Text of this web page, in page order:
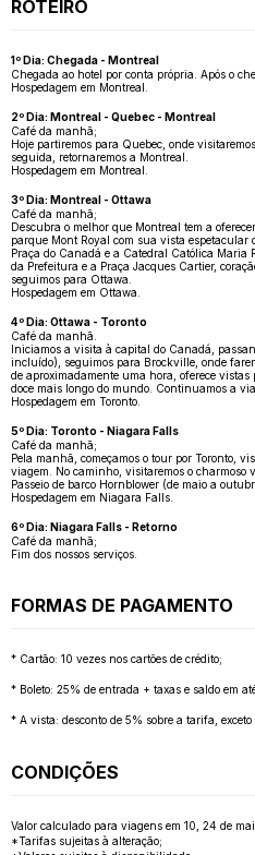
ROTEIRO
1º Dia: Chegada - Montreal
Chegada ao hotel por conta própria. Após o
Hospedagem em Montreal.
2º Dia: Montreal - Quebec - Montreal
Café da manhã;
Hoje partiremos para Quebec, onde
seguida, retornaremos a Montreal.
Hospedagem em Montreal.
3º Dia: Montreal - Ottawa
Café da manhã;
Descubra o melhor que Montreal tem a
parque Mont Royal com sua vista
Praça do Canadá e a Catedral Católica Maria
da Prefeitura e a Praça Jacques Cartier,
seguimos para Ottawa.
Hospedagem em Ottawa.
4º Dia: Ottawa - Toronto
Café da manhã.
Iniciamos a visita à capital do Canadá,
incluído), seguimos para Brockville, onde
de aproximadamente uma hora, oferece
doce mais longo do mundo. Continuamos a
Hospedagem em Toronto.
5º Dia: Toronto - Niagara Falls
Café da manhã;
Pela manhã, começamos o tour por Toronto,
viagem. No caminho, visitaremos o charmoso
Passeio de barco Hornblower (de maio a
Hospedagem em Niagara Falls.
6º Dia: Niagara Falls - Retorno
Café da manhã;
Fim dos nossos serviços.
FORMAS DE PAGAMENTO
* Cartão: 10 vezes nos cartões de crédito;
* Boleto: 25% de entrada + taxas e saldo em
* A vista: desconto de 5% sobre a tarifa,
CONDIÇÕES
Valor calculado para viagens em 10, 24 de
*Tarifas sujeitas à alteração;